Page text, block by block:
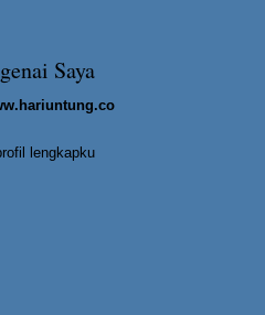
Saya
lengkapku